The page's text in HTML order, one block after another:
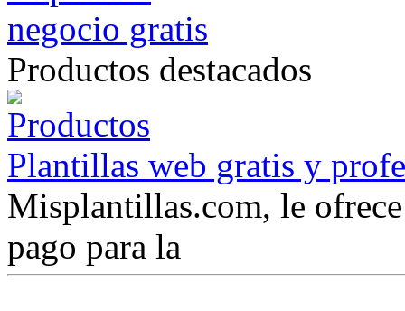
Productos destacados
Plantillas web gratis y
Misplantillas.com, le
pago para la